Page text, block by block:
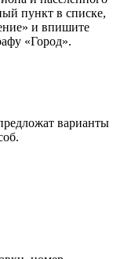
пункт в списке,
и впишите
«Город».
варианты